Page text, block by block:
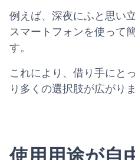
例えば、深夜にふと思い
スマートフォンを使って
す。
これにより、借り手にと
り多くの選択肢が広がりま